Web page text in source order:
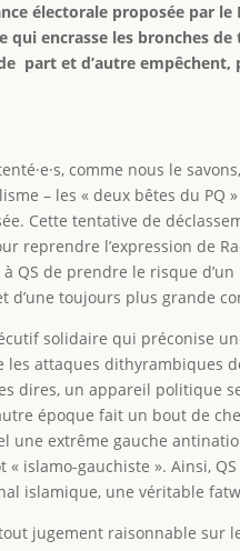
électorale proposée par
encrasse les bronches de
part et d’autre
comme nous le
– les « deux bêtes du
Cette tentative de
reprendre l’expression de
QS de prendre le risque
toujours plus grande
solidaire qui préconise
attaques dithyrambiques
dires, un appareil politique
époque fait un bout de
une extrême gauche
islamo-gauchiste ». Ainsi,
islamique, une véritable
jugement raisonnable sur